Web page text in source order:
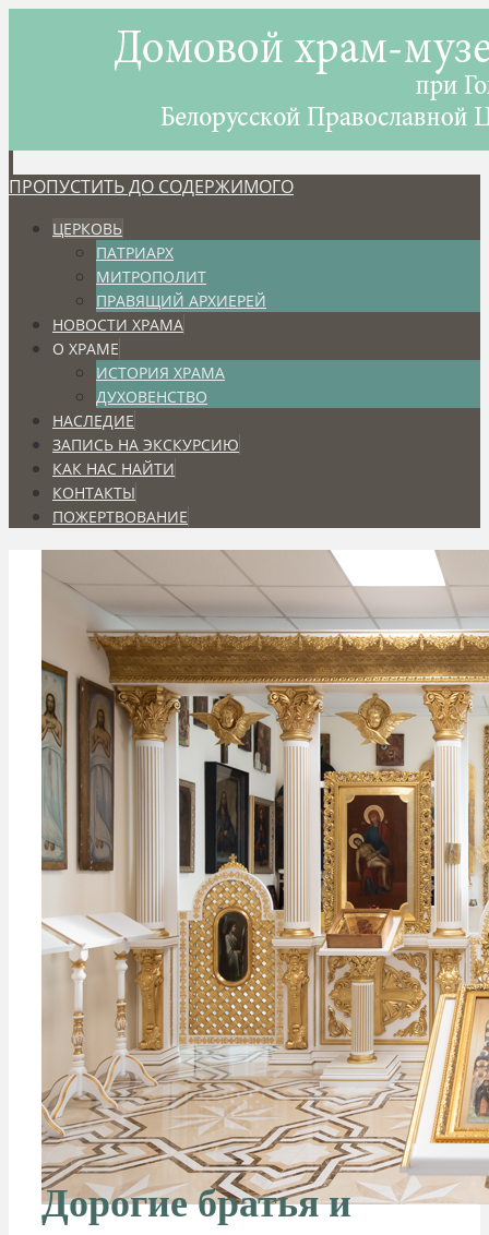
ПРОПУСТИТЬ ДО СОДЕРЖИМОГО
ЦЕРКОВЬ
ПАТРИАРХ
МИТРОПОЛИТ
ПРАВЯЩИЙ АРХИЕРЕЙ
НОВОСТИ ХРАМА
О ХРАМЕ
ИСТОРИЯ ХРАМА
ДУХОВЕНСТВО
НАСЛЕДИЕ
ЗАПИСЬ НА ЭКСКУРСИЮ
КАК НАС НАЙТИ
КОНТАКТЫ
ПОЖЕРТВОВАНИЕ
Дорогие братья и